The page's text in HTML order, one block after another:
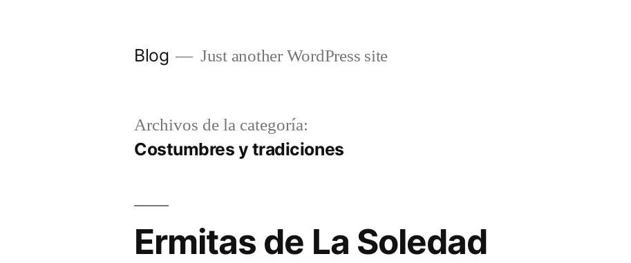
Blog Just another WordPress site
Archivos de la categoría:
Costumbres y tradiciones
Ermitas de La Soledad